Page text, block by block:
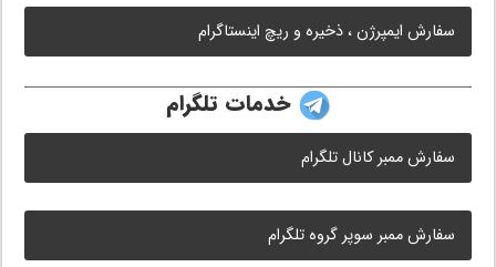
سفارش ایمپرژن ، ذخیره و ریچ اینستاگرام
خدمات تلگرام
سفارش ممبر کانال تلگرام
سفارش ممبر سوپر گروه تلگرام